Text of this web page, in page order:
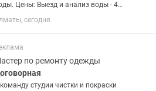
и анализ воды - 4
- 8 000 Установка фильтра
- 2000 за...
сегодня
по ремонту одежды
студии чистки и покраски